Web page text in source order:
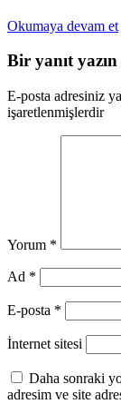
Okumaya devam et
Bir yanıt yazın
E-posta adresiniz
işaretlenmişlerdir
Yorum *
Ad *
E-posta *
İnternet sitesi
Daha sonraki
adresim ve site